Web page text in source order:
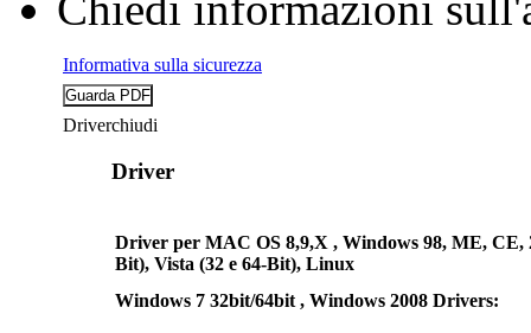
Informativa sulla sicurezza
Driverchiudi
Driver
Driver per MAC OS 8,9,X , Windows 98, ME, CE,
Bit), Vista (32 e 64-Bit), Linux
Windows 7 32bit/64bit , Windows 2008 Drivers: